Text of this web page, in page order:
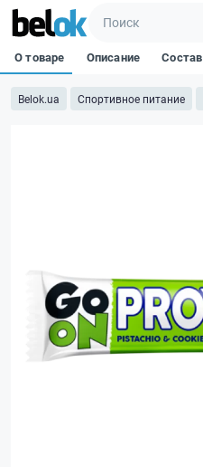
Belok.ua Спортивное питание
О товаре Описание Состав